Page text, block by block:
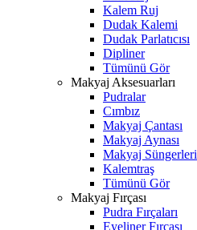
Kalem Ruj
Dudak Kalemi
Dudak Parlatıcısı
Dipliner
Tümünü Gör
Makyaj Aksesuarları
Pudralar
Cımbız
Makyaj Çantası
Makyaj Aynası
Makyaj Süngerleri
Kalemtraş
Tümünü Gör
Makyaj Fırçası
Pudra Fırçaları
Eyeliner Fırçası